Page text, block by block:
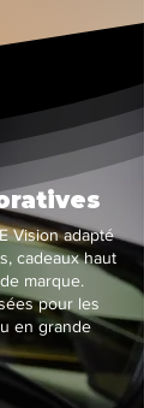
Vision adapté
cadeaux haut
marque.
pour les
en grande